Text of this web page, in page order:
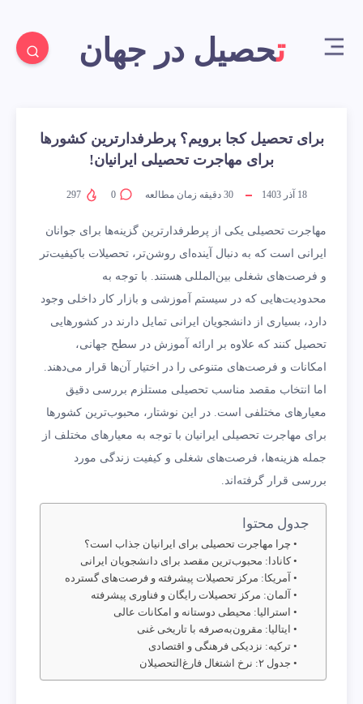
تحصیل در جهان
برای تحصیل کجا برویم؟ پرطرفدارترین کشورها
برای مهاجرت تحصیلی ایرانیان!
18 آذر 1403 30 دقیقه زمان مطالعه 0
297
مهاجرت تحصیلی یکی از پرطرفدارترین گزینه‌ها برای جوانان
ایرانی است که به دنبال آینده‌ای روشن‌تر، تحصیلات باکیفیت‌تر
و فرصت‌های شغلی بین‌المللی هستند. با توجه به
محدودیت‌هایی که در سیستم آموزشی و بازار کار داخلی وجود
دارد، بسیاری از دانشجویان ایرانی تمایل دارند در کشورهایی
تحصیل کنند که علاوه بر ارائه آموزش در سطح جهانی،
امکانات و فرصت‌های متنوعی را در اختیار آن‌ها قرار می‌دهند.
اما انتخاب مقصد مناسب تحصیلی مستلزم بررسی دقیق
معیارهای مختلفی است. در این نوشتار، محبوب‌ترین کشورها
برای مهاجرت تحصیلی ایرانیان با توجه به معیارهای مختلف از
جمله هزینه‌ها، فرصت‌های شغلی و کیفیت زندگی مورد
بررسی قرار گرفته‌اند.
جدول محتوا
چرا مهاجرت تحصیلی برای ایرانیان جذاب است؟
کانادا: محبوب‌ترین مقصد برای دانشجویان ایرانی
آمریکا: مرکز تحصیلات پیشرفته و فرصت‌های گسترده
آلمان: مرکز تحصیلات رایگان و فناوری پیشرفته
استرالیا: محیطی دوستانه و امکانات عالی
ایتالیا: مقرون‌به‌صرفه با تاریخی غنی
ترکیه: نزدیکی فرهنگی و اقتصادی
جدول ۲: نرخ اشتغال فارغ‌التحصیلان